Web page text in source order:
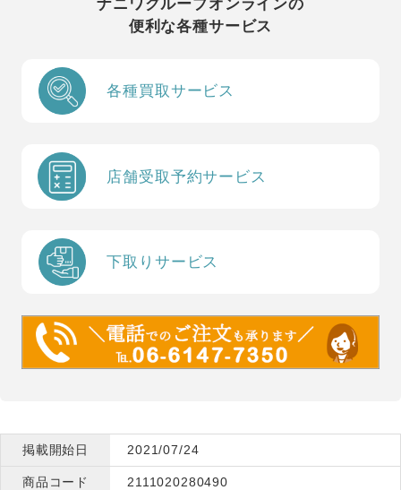
ナニワグループオンラインの
便利な各種サービス
各種買取サービス
店舗受取予約サービス
下取りサービス
掲載開始日 2021/07/24
商品コード 2111020280490